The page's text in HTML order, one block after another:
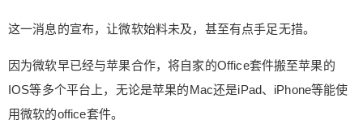
这一消息的宣布，让微软始料未及，甚至有点手足无措。
因为微软早已经与苹果合作，将自家的Office套件搬至苹果的
IOS等多个平台上，无论是苹果的Mac还是iPad、iPhone等能使
用微软的office套件。